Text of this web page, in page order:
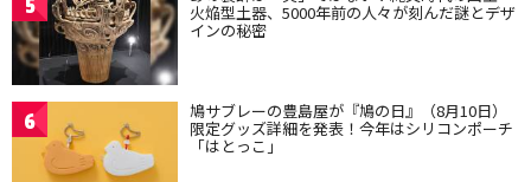
5 火焔型土器、5000年前の人々が刻んだ謎とデザ
インの秘密
6 鳩サブレーの豊島屋が『鳩の日』（8月10日）
限定グッズ詳細を発表！今年はシリコンポーチ
「はとっこ」